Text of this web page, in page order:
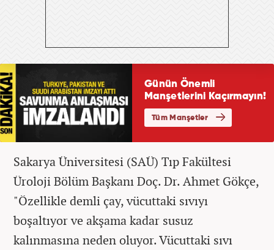
Sakarya Üniversitesi (SAÜ) Tıp Fakültesi
Üroloji Bölüm Başkanı Doç. Dr. Ahmet Gökçe,
"Özellikle demli çay, vücuttaki sıvıyı
boşaltıyor ve akşama kadar susuz
kalınmasına neden oluyor. Vücuttaki sıvı